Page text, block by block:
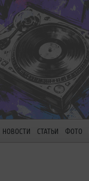
НОВОСТИ СТАТЬИ ФОТО